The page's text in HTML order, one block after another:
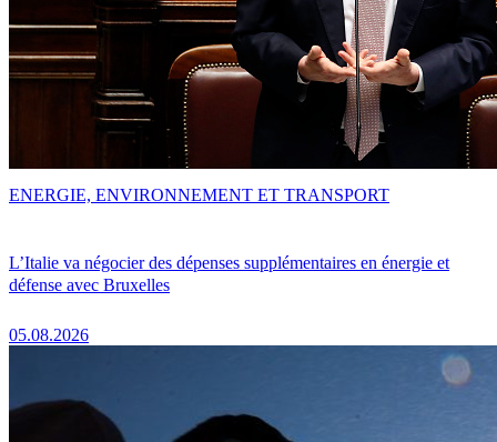
L’Italie va négocier des dépenses supplémentaires en énergie et
défense avec Bruxelles
05.08.2026
ENERGIE, ENVIRONNEMENT ET TRANSPORT